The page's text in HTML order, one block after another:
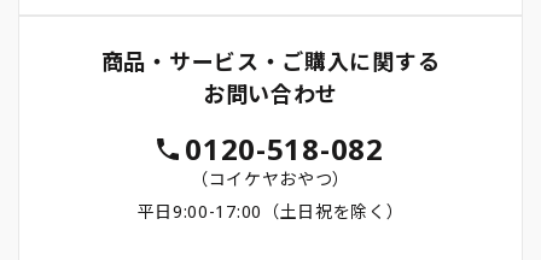
商品・サービス・ご購入に関する
お問い合わせ
0120-518-082
（コイケヤおやつ）
平日9:00-17:00（土日祝を除く）